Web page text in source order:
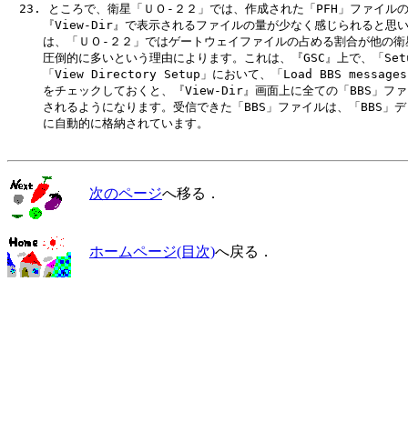
23. ところで、衛星「ＵＯ-２２」では、作成された「PFH」ファイル
『View-Dir』で表示されるファイルの量が少なく感じられると思い
は、「ＵＯ-２２」ではゲートウェイファイルの占める割合が他の衛
圧倒的に多いという理由によります。これは、『GSC』上で、「
「View Directory Setup」において、「Load BBS
をチェックしておくと、『View-Dir』画面上に全ての「BBS」ファ
されるようになります。受信できた「BBS」ファイルは、「BBS」デ
に自動的に格納されています。
次のページへ移る．
ホームページ(目次)へ戻る．